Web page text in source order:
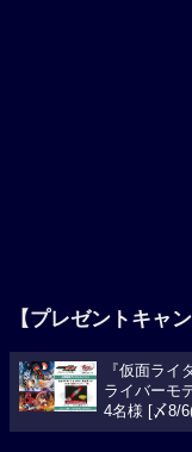
【プレゼントキャ
『仮面ラ
ライバーモ
4名様 [〆8/